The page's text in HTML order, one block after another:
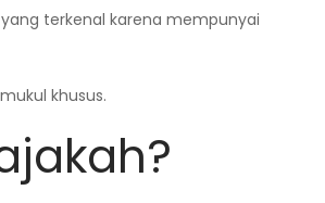
terkenal karena mempunyai
khusus.